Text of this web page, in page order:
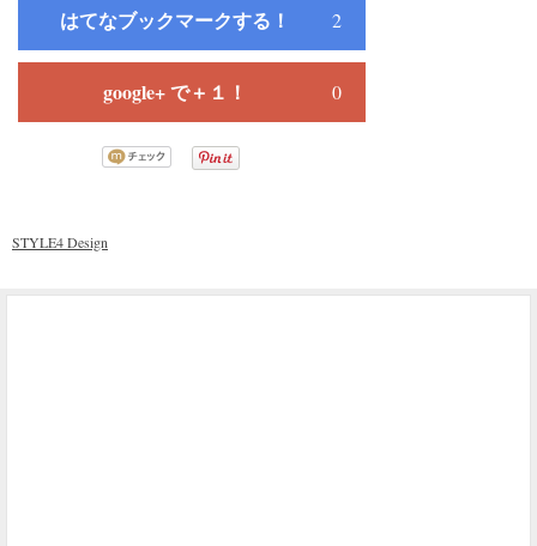
はてなブックマークする！ 2
google+ で＋１！ 0
STYLE4 Design